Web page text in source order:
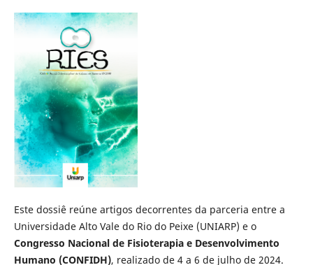
Este dossiê reúne artigos decorrentes da parceria entre a
Universidade Alto Vale do Rio do Peixe (UNIARP) e o
Congresso Nacional de Fisioterapia e Desenvolvimento
Humano (CONFIDH), realizado de 4 a 6 de julho de 2024.